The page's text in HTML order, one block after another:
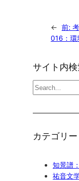
← 前:
016：環
サイト内
検
索
カテゴリー
知景譜
祐音文